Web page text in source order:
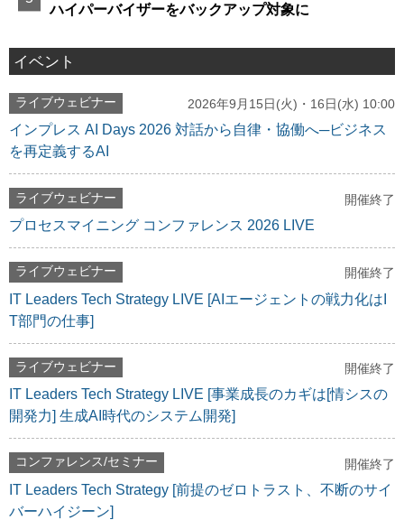
ハイパーバイザーをバックアップ対象に
イベント
ライブウェビナー 2026年9月15日(火)・16日(水) 10:00
インプレス AI Days 2026 対話から自律・協働へ─ビジネス
を再定義するAI
ライブウェビナー 開催終了
プロセスマイニング コンファレンス 2026 LIVE
ライブウェビナー 開催終了
IT Leaders Tech Strategy LIVE [AIエージェントの戦力化はI
T部門の仕事]
ライブウェビナー 開催終了
IT Leaders Tech Strategy LIVE [事業成長のカギは[情シスの
開発力] 生成AI時代のシステム開発]
コンファレンス/セミナー 開催終了
IT Leaders Tech Strategy [前提のゼロトラスト、不断のサイ
バーハイジーン]